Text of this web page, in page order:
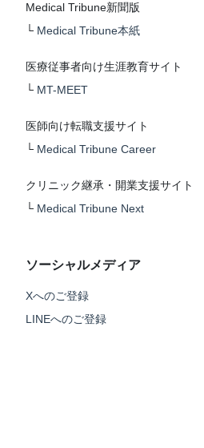
Medical Tribune新聞版
└ Medical Tribune本紙
医療従事者向け生涯教育サイト
└ MT-MEET
医師向け転職支援サイト
└ Medical Tribune Career
クリニック継承・開業支援サイト
└ Medical Tribune Next
ソーシャルメディア
Xへのご登録
LINEへのご登録